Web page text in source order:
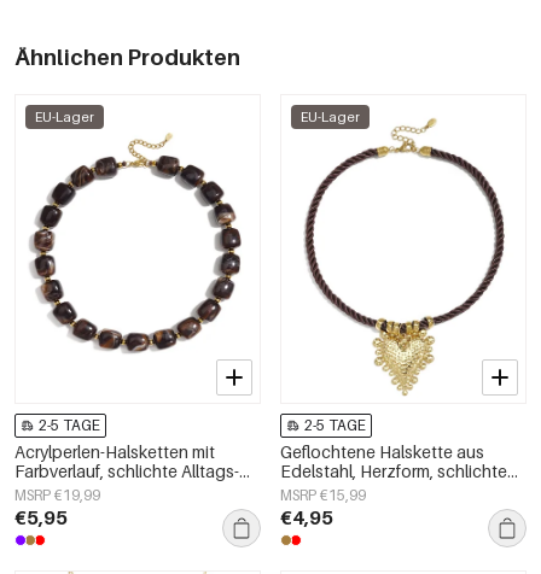
Ähnlichen Produkten
EU-Lager
2-5 TAGE
Acrylperlen-Halsketten mit
Farbverlauf, schlichte Alltags-
Serie, Damenschmuck
MSRP €19,99
€5,95
EU-Lager
2-5 TAGE
Geflochtene Halskette aus
Edelstahl, Herzform, schlichte
Alltags-Serie, Damenschmuck
MSRP €15,99
€4,95